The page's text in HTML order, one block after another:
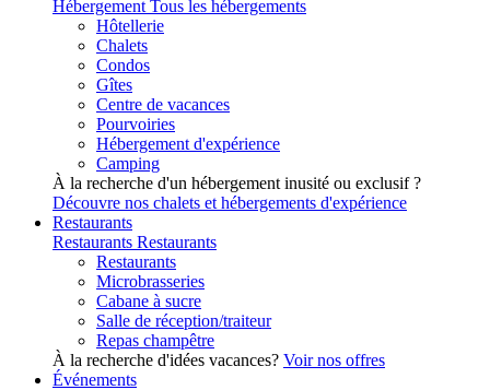
Hébergement Tous les hébergements
Hôtellerie
Chalets
Condos
Gîtes
Centre de vacances
Pourvoiries
Hébergement d'expérience
Camping
À la recherche d'un hébergement inusité ou exclusif ?
Découvre nos chalets et hébergements d'expérience
Restaurants
Restaurants Restaurants
Restaurants
Microbrasseries
Cabane à sucre
Salle de réception/traiteur
Repas champêtre
À la recherche d'idées vacances? Voir nos offres
Événements